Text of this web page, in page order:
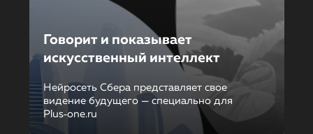
Говорит и показывает
искусственный интеллект
Нейросеть Сбера представляет свое
видение будущего — специально для
Plus‑one.ru